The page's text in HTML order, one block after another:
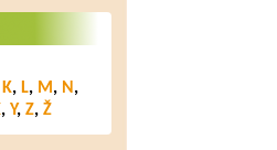
K, L, M, N ,
, Y, Z, Ž